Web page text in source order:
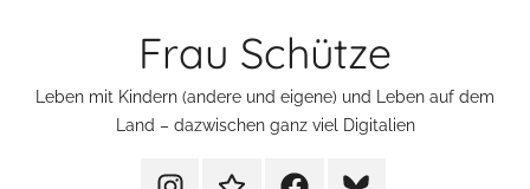
Frau Schütze
Leben mit Kindern (andere und eigene) und Leben auf dem
Land – dazwischen ganz viel Digitalien
MenüeintragMenüeintragMenüeintragMenüeintrag